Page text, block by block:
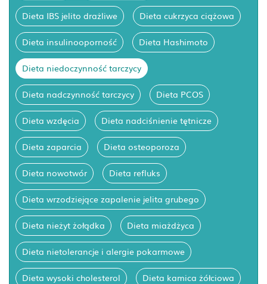
Dieta IBS jelito drażliwe Dieta cukrzyca ciążowa
Dieta insulinooporność Dieta Hashimoto
Dieta niedoczynność tarczycy
Dieta nadczynność tarczycy Dieta PCOS
Dieta wzdęcia Dieta nadciśnienie tętnicze
Dieta zaparcia Dieta osteoporoza
Dieta nowotwór Dieta refluks
Dieta wrzodziejące zapalenie jelita grubego
Dieta nieżyt żołądka Dieta miażdżyca
Dieta nietolerancje i alergie pokarmowe
Dieta wysoki cholesterol Dieta kamica żółciowa